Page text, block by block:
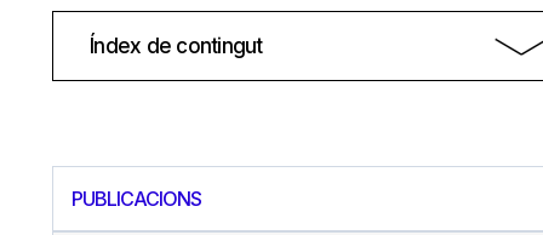
Índex de contingut
PUBLICACIONS